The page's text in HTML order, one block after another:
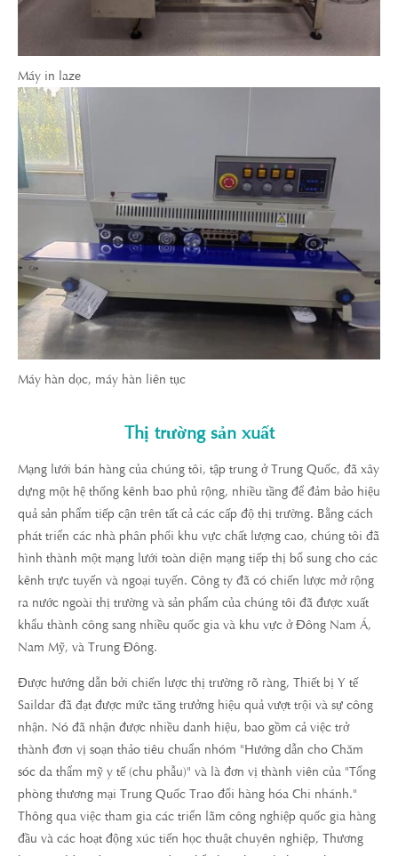
Máy in laze
Máy hàn dọc, máy hàn liên tục
Thị trường sản xuất
Mạng lưới bán hàng của chúng tôi, tập trung ở Trung Quốc, đã xây
dựng một hệ thống kênh bao phủ rộng, nhiều tầng để đảm bảo hiệu
quả sản phẩm tiếp cận trên tất cả các cấp độ thị trường. Bằng cách
phát triển các nhà phân phối khu vực chất lượng cao, chúng tôi đã
hình thành một mạng lưới toàn diện mạng tiếp thị bổ sung cho các
kênh trực tuyến và ngoại tuyến. Công ty đã có chiến lược mở rộng
ra nước ngoài thị trường và sản phẩm của chúng tôi đã được xuất
khẩu thành công sang nhiều quốc gia và khu vực ở Đông Nam Á,
Nam Mỹ, và Trung Đông.
Được hướng dẫn bởi chiến lược thị trường rõ ràng, Thiết bị Y tế
Saildar đã đạt được mức tăng trưởng hiệu quả vượt trội và sự công
nhận. Nó đã nhận được nhiều danh hiệu, bao gồm cả việc trở
thành đơn vị soạn thảo tiêu chuẩn nhóm "Hướng dẫn cho Chăm
sóc da thẩm mỹ y tế (chu phẫu)" và là đơn vị thành viên của "Tổng
phòng thương mại Trung Quốc Trao đổi hàng hóa Chi nhánh."
Thông qua việc tham gia các triển lãm công nghiệp quốc gia hàng
đầu và các hoạt động xúc tiến học thuật chuyên nghiệp, Thương